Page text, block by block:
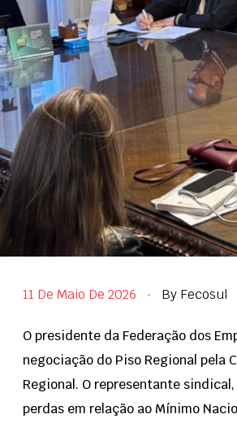
11 De Maio De 2026 By Fecosul
O presidente da Federação dos
negociação do Piso Regional pela
Regional. O representante
perdas em relação ao Mínimo